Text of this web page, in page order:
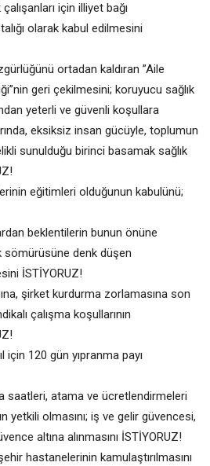
için illiyet bağı
olarak kabul edilmesini
ortadan kaldıran ”Aile
geri çekilmesini; koruyucu sağlık
yeterli ve güvenli koşullara
eksiksiz insan gücüyle, toplumun
sunulduğu birinci basamak sağlık
eğitimleri olduğunun kabulünü;
beklentilerin bunun önüne
denk düşen
İSTİYORUZ!
şirket kurdurma zorlamasına son
çalışma koşullarının
için 120 gün yıpranma payı
saatleri, atama ve ücretlendirmeleri
yetkili olmasını; iş ve gelir güvencesi,
altına alınmasını İSTİYORUZ!
hastanelerinin kamulaştırılmasını